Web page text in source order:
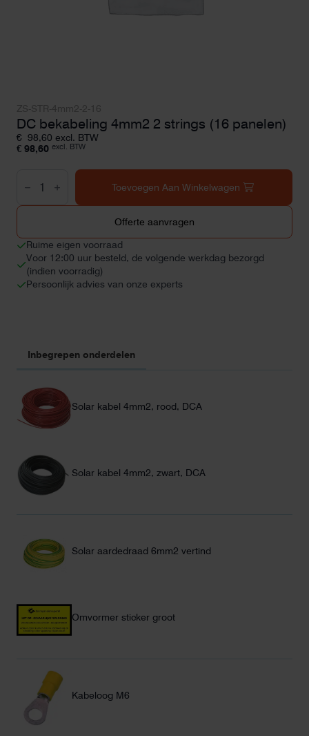
DC bekabeling 4mm2 2 strings (16 panelen)
€ 98,60 excl. BTW
€ 98,60 excl. BTW
bekabeling
4mm2
2
panelen)
aantal
Toevoegen Aan Winkelwagen
Offerte aanvragen
Ruime eigen voorraad
Voor 12:00 uur besteld, de volgende werkdag bezorgd
(indien voorradig)
Persoonlijk advies van onze experts
Inbegrepen onderdelen
Solar kabel 4mm2, rood, DCA
Solar kabel 4mm2, zwart, DCA
Solar aardedraad 6mm2 vertind
Omvormer sticker groot
Kabeloog M6